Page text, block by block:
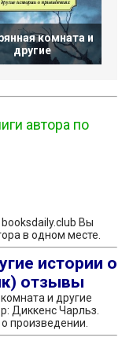
комната и
другие
автора по
Вы
в одном месте.
истории о
отзывы
и другие
Диккенс Чарльз.
произведении.